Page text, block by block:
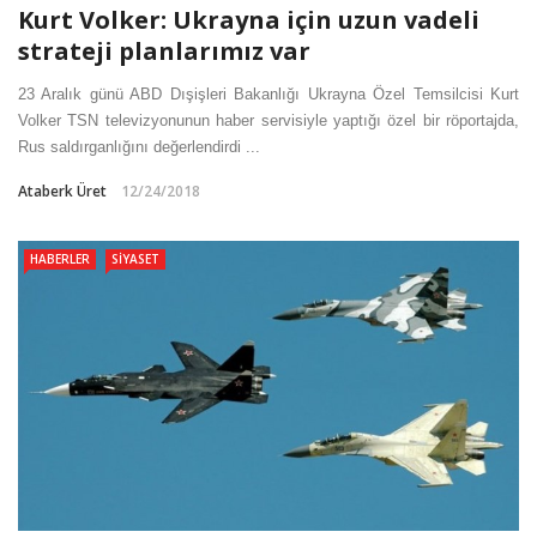
Kurt Volker: Ukrayna için uzun vadeli
strateji planlarımız var
23 Aralık günü ABD Dışişleri Bakanlığı Ukrayna Özel Temsilcisi Kurt
Volker TSN televizyonunun haber servisiyle yaptığı özel bir röportajda,
Rus saldırganlığını değerlendirdi ...
Ataberk Üret 12/24/2018
HABERLER SIYASET